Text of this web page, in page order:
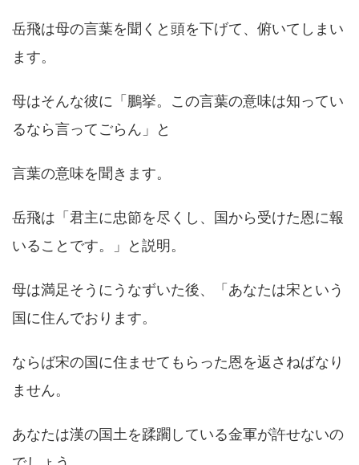
岳飛は母の言葉を聞くと頭を下げて、俯いてしまい
ます。
母はそんな彼に「鵬挙。この言葉の意味は知ってい
るなら言ってごらん」と
言葉の意味を聞きます。
岳飛は「君主に忠節を尽くし、国から受けた恩に報
いることです。」と説明。
母は満足そうにうなずいた後、「あなたは宋という
国に住んでおります。
ならば宋の国に住ませてもらった恩を返さねばなり
ません。
あなたは漢の国土を蹂躙している金軍が許せないの